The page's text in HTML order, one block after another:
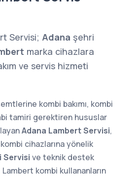
Servisi; Adana şehri
marka cihazlara
ve servis hizmeti
kombi bakımı, kombi
tamiri gerektiren hususlar
Adana Lambert Servisi,
cihazlarına yönelik
Servisi ve teknik destek
kombi kullananların